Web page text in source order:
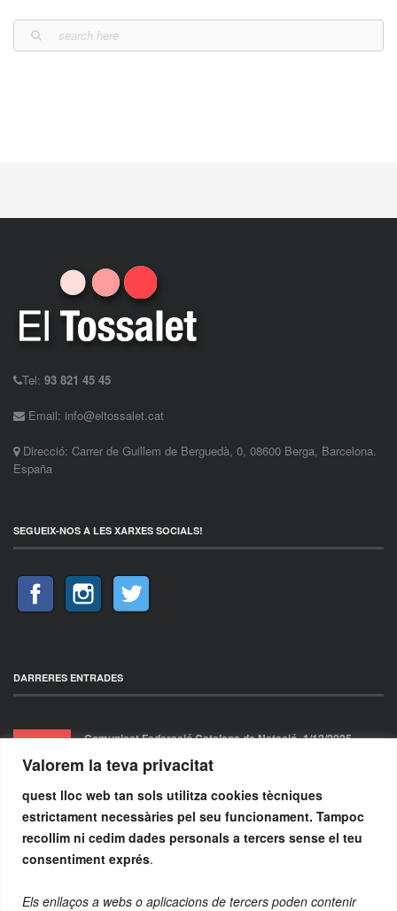
Valorem la teva privacitat
quest lloc web tan sols utilitza cookies tècniques
estrictament necessàries pel seu funcionament. Tampoc
recollim ni cedim dades personals a tercers sense el teu
consentiment exprés.
Els enllaços a webs o aplicacions de tercers poden contenir
Tel: 93 821 45 45
Email: info@eltossalet.cat
Direcció: Carrer de Guillem de Berguedà, 0, 08600 Berga, Barcelona.
España
SEGUEIX-NOS A LES XARXES SOCIALS!
DARRERES ENTRADES
Comunicat Federació Catalana de Natació- 1/12/2025
diciembre 1, 2025
Comunicat Federació Catalana de Natació- 17/10/2025
octubre 17, 2025